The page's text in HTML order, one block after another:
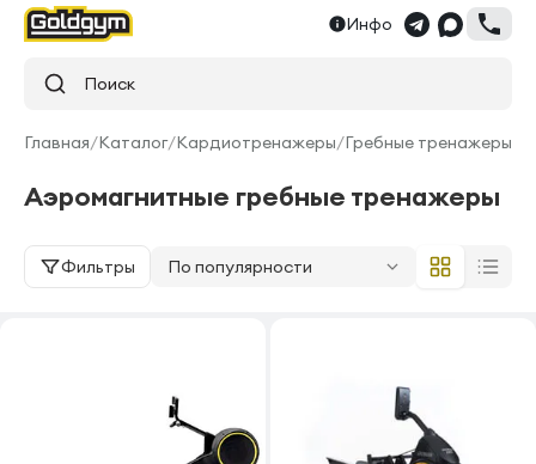
Инфо
Поиск
Главная/Каталог/Кардиотренажеры/Гребные тренажеры
Аэромагнитные гребные тренажеры
Фильтры